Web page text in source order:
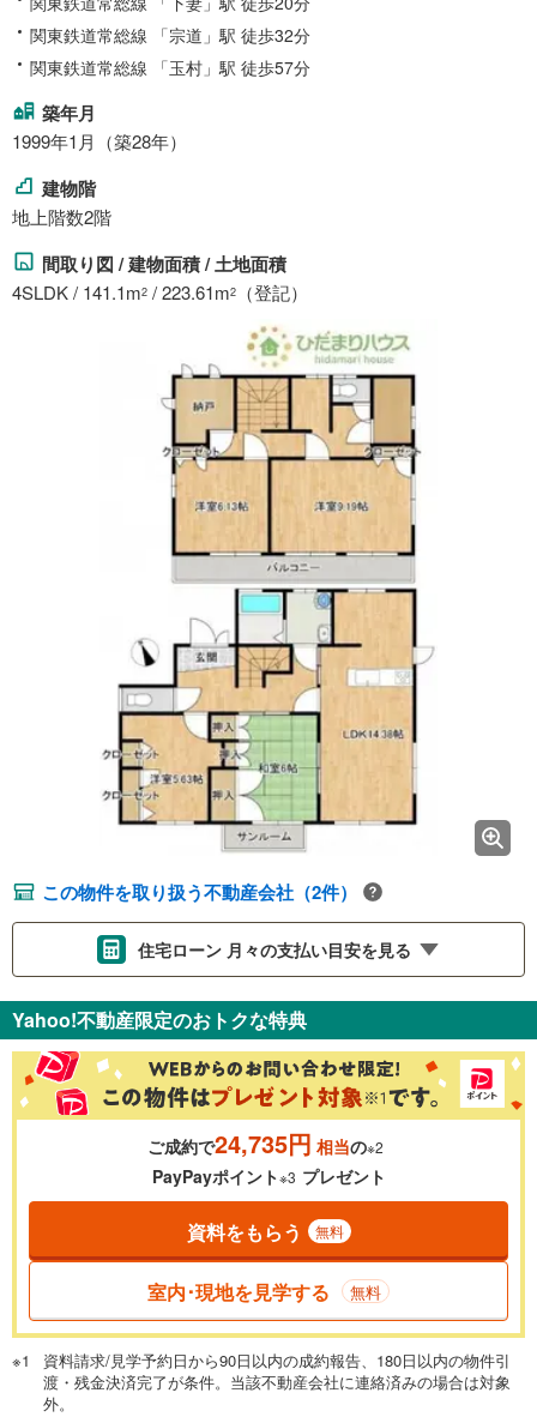
関東鉄道常総線 「宗道」駅 徒歩32分
関東鉄道常総線 「玉村」駅 徒歩57分
築年月
1999年1月（築28年）
建物階
地上階数2階
間取り図 / 建物面積 / 土地面積
4SLDK / 141.1m2 / 223.61m2 （登記）
この物件を取り扱う不動産会社（2件）
住宅ローン 月々の支払い目安を見る
金利 ％
0.01%
一般的には最長35年まで借り入れ可能です。多くの金融機関
が完済時の年齢は80歳までを条件としています。
閉じる
頭金 万円
Yahoo!不動産限定のおトクな特典
ご成約で24,735円 相当の※2
PayPayポイント※3 プレゼント
資料をもらう 無料
室内･現地を見学する 無料
資料請求/見学予約日から90日以内の成約報告、180日以内の物件引
渡・残金決済完了が条件。当該不動産会社に連絡済みの場合は対象
外。